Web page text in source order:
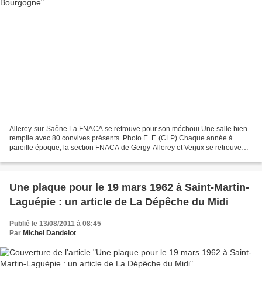
Allerey-sur-Saône La FNACA se retrouve pour son méchoui Une salle bien
remplie avec 80 convives présents. Photo E. F. (CLP) Chaque année à
pareille époque, la section FNACA de Gergy-Allerey et Verjux se retrouve
Une plaque pour le 19 mars 1962 à Saint-Martin-
Laguépie : un article de La Dépêche du Midi
Publié le 13/08/2011 à 08:45
Par Michel Dandelot